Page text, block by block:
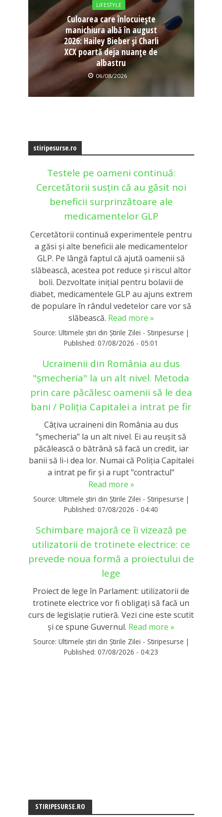
LIFESTYLE
Culoarea care înlocuiește
manichiura albă în august
2026: Hailey Bieber și Charli
XCX poartă deja nuanțe de
albastru
06/08/2026
stiripesurse.ro
Testele pe oameni continuă:
Cercetătorii susțin că au găsit noi
beneficii surprinzătoare ale
medicamentelor GLP
Cercetătorii continuă experimentele pentru
a găsi și alte beneficii ale medicamentelor
GLP. Pe lângă faptul că ajută oamenii să
slăbească, acestea pot reduce și riscul altor
boli. Dezvoltate inițial pentru bolavii de
diabet, medicamentele GLP au ajuns extrem
de populare în rândul vedetelor care vor să
slăbească. Read more »
Source: Ultimele știri din Știrile Zilei - Stiripesurse |
Published: 07/08/2026 - 05:01
Ucrainenii din România au dus
"șmecheria" la un alt nivel. Metoda
prin care păcălesc oamenii să le dea
bani / Poliția Capitalei a intrat pe fir
Câțiva ucraineni din România au dus
"șmecheria" la un alt nivel. Ei au reușit să
păcălească o bătrână să facă un credit, iar
banii să li-i dea lor. Numai că Poliția Capitalei
a intrat pe fir și a rupt "contractul"
Read more »
Source: Ultimele știri din Știrile Zilei - Stiripesurse |
Published: 07/08/2026 - 04:40
Schimbare majoră ce îi vizează pe
utilizatorii de trotinete electrice: ce
prevede noua formă a proiectului de
lege
Proiect de lege în Parlament: utilizatorii de
trotinete electrice vor fi obligați să facă un
curs de legislație rutieră. Vezi cine este scutit
și ce spune Guvernul. Read more »
Source: Ultimele știri din Știrile Zilei - Stiripesurse |
Published: 07/08/2026 - 04:23
STIRIPESURSE.RO